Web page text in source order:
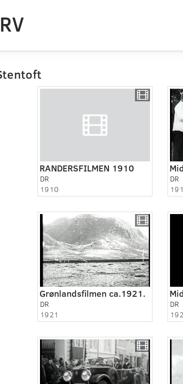
RANDERSFILMEN 1910
DR
1910
DR
Grønlandsfilmen ca.1921.
DR
1921
DR